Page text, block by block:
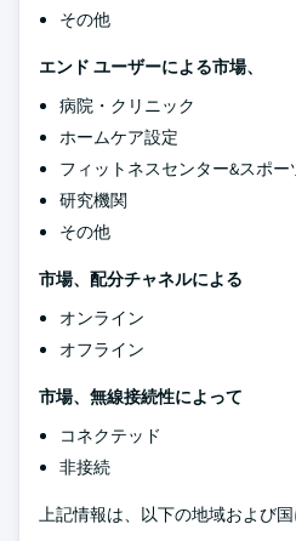
その他
エンド ユーザーによる市場、
病院・クリニック
ホームケア設定
フィットネスセンター&スポー
研究機関
その他
市場、配分チャネルによる
オンライン
オフライン
市場、無線接続性によって
コネクテッド
非接続
上記情報は、以下の地域および国